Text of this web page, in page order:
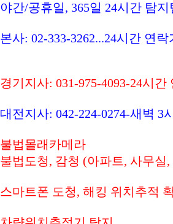
야간/공휴일, 365일 24시간 탐
본사: 02-333-3262...24시간 연락
경기지사: 031-975-4093-24시간
대전지사: 042-224-0274-새벽 3
불법몰래카메라
불법도청, 감청 (아파트, 사무실
스마트폰 도청, 해킹 위치추적